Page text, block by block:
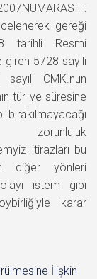
:
gereği
tarihli Resmi
5728 sayılı
CMK.nun
tür ve süresine
zorunluluk
itirazları bu
diğer yönleri
istem gibi
karar
İlişkin